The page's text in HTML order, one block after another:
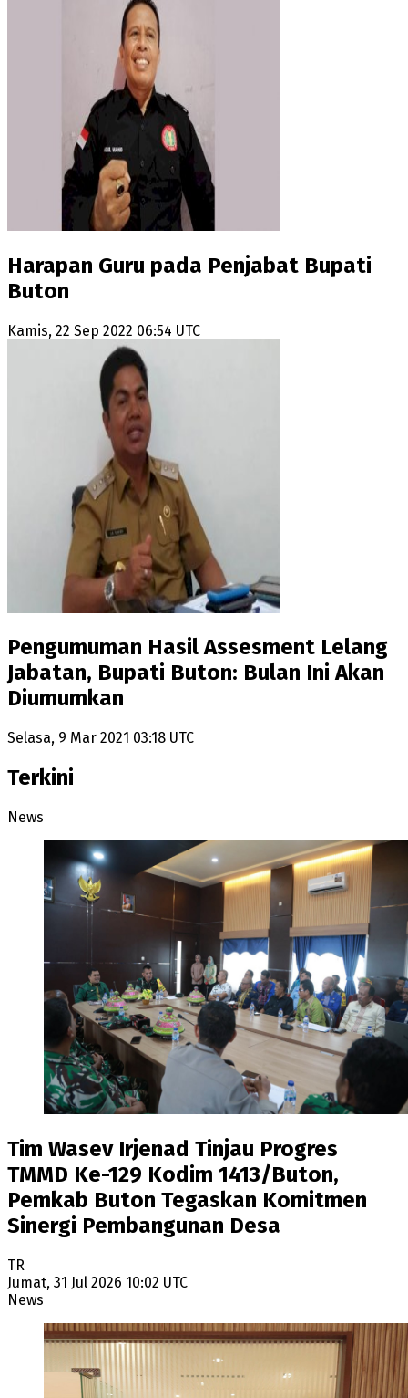
Harapan Guru pada Penjabat Bupati
Buton
Kamis, 22 Sep 2022 06:54 UTC
Pengumuman Hasil Assesment Lelang
Jabatan, Bupati Buton: Bulan Ini Akan
Diumumkan
Selasa, 9 Mar 2021 03:18 UTC
Terkini
News
Tim Wasev Irjenad Tinjau Progres
TMMD Ke-129 Kodim 1413/Buton,
Pemkab Buton Tegaskan Komitmen
Sinergi Pembangunan Desa
TR
Jumat, 31 Jul 2026 10:02 UTC
News